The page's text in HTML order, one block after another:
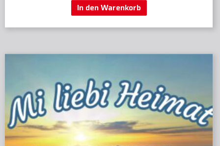
In den Warenkorb